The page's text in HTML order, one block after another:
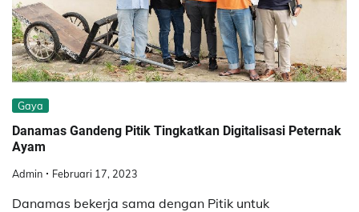
Gaya
Danamas Gandeng Pitik Tingkatkan Digitalisasi Peternak
Ayam
Admin Februari 17, 2023
Danamas bekerja sama dengan Pitik untuk